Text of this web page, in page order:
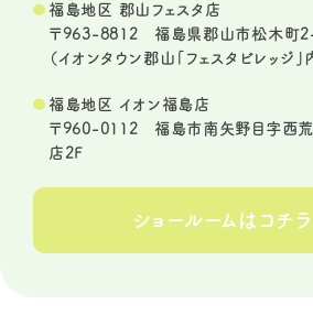
福島地区 郡山フェスタ店
〒963-8812 福島県郡山市松木町
（イオンタウン郡山「フェスタビレッジ」
福島地区 イオン福島店
〒960-0112 福島市南矢野目字西
店2F
ショールームは コチラ